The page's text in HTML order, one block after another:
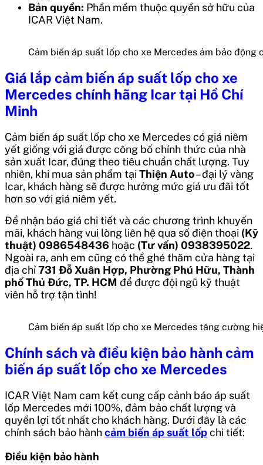
Bản quyền: Phần mềm thuộc quyền sở hữu của
ICAR Việt Nam.
Cảm biến áp suất lốp cho xe Mercedes ảm bảo
Giá lắp cảm biến áp suất lốp cho xe
Mercedes chính hãng Icartại Hồ Chí
Minh
Cảm biến áp suất lốp cho xe Mercedescó giá niêm
yết giống với giá được công bố chính thức của nhà
sản xuất Icar, đúng theo tiêu chuẩn chất lượng. Tuy
nhiên, khi mua sản phẩm tại Thiện Auto– đại lý vàng
Icar, khách hàng sẽ được hưởng mức giá ưu đãi tốt
hơn so với giá niêm yết.
Để nhận báo giá chi tiết và các chương trình khuyến
mãi, khách hàng vui lòng liên hệ qua số điện thoại (Kỹ
thuật) 0986548436 hoặc (Tư vấn) 0938395022.
Ngoài ra, anh em cũng có thể ghé thăm cửa hàng tại
địa chỉ731 Đỗ Xuân Hợp, Phường Phú Hữu, Thành
phố Thủ Đức, TP. HCM để được đội ngũ kỹ thuật
viên hỗ trợ tận tình!
Cảm biến áp suất lốp cho xe Mercedes tăng cường
Chính sách và điều kiện bảo hành cảm
biến áp suất lốp cho xe Mercedes
ICAR Việt Nam cam kết cung cấp cảnh báo áp suất
lốp Mercedes mới 100%, đảm bảo chất lượng và
quyền lợi tốt nhất cho khách hàng. Dưới đây là các
chính sách bảo hànhcảm biến áp suất lốpchi tiết:
Điều kiện bảo hành